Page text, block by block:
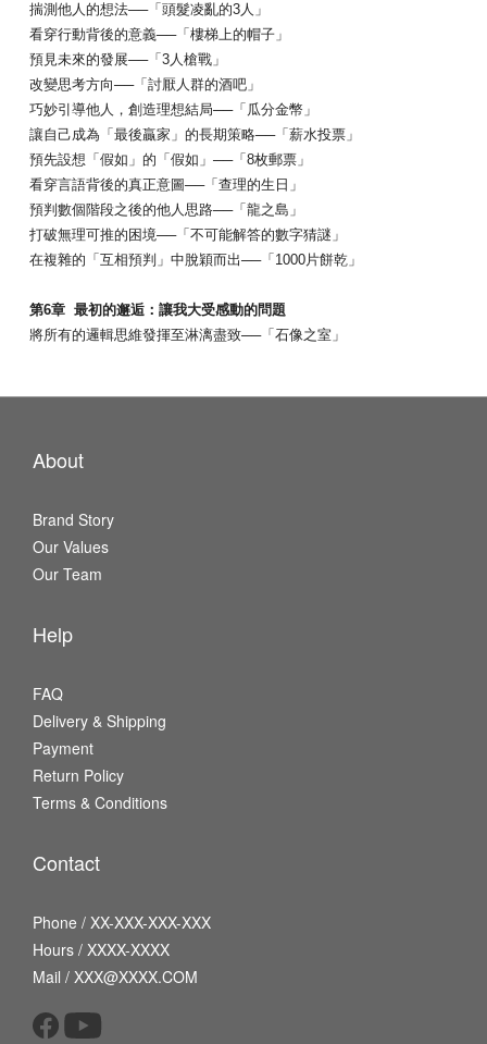
揣測他人的想法──「頭髮凌亂的3人」
看穿行動背後的意義──「樓梯上的帽子」
預見未來的發展──「3人槍戰」
改變思考方向──「討厭人群的酒吧」
巧妙引導他人，創造理想結局──「瓜分金幣」
讓自己成為「最後贏家」的長期策略──「薪水投票」
預先設想「假如」的「假如」──「8枚郵票」
看穿言語背後的真正意圖──「查理的生日」
預判數個階段之後的他人思路──「龍之島」
打破無理可推的困境──「不可能解答的數字猜謎」
在複雜的「互相預判」中脫穎而出──「1000片餅乾」
第6章 最初的邂逅：讓我大受感動的問題
將所有的邏輯思維發揮至淋漓盡致──「石像之室」
About
Brand Story
Our Values
Our Team
Help
FAQ
Delivery & Shipping
Payment
Return Policy
Terms & Conditions
Contact
Phone / XX-XXX-XXX-XXX
Hours / XXXX-XXXX
Mail / XXX@XXXX.COM